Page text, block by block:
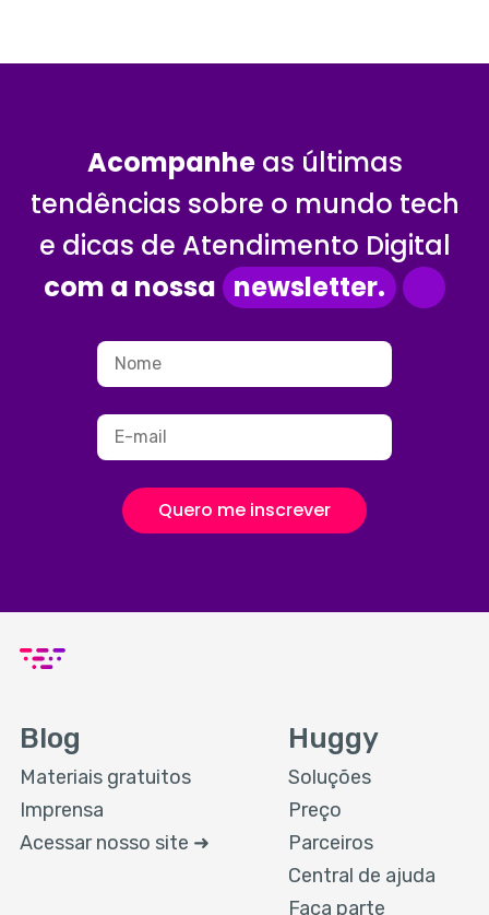
Acompanheas últimas
tendências sobre o mundo tech
e dicas de Atendimento Digital
com a nossa newsletter.
Quero me inscrever
Blog
Materiais gratuitos
Imprensa
Acessar nosso site ➜
Huggy
Soluções
Preço
Parceiros
Central de ajuda
Faça parte